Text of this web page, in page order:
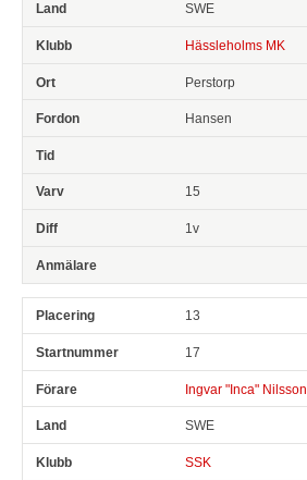
SWE
Hässleholms MK
Perstorp
Hansen
15
1v
13
17
Ingvar "Inca" Nilsson
SWE
SSK